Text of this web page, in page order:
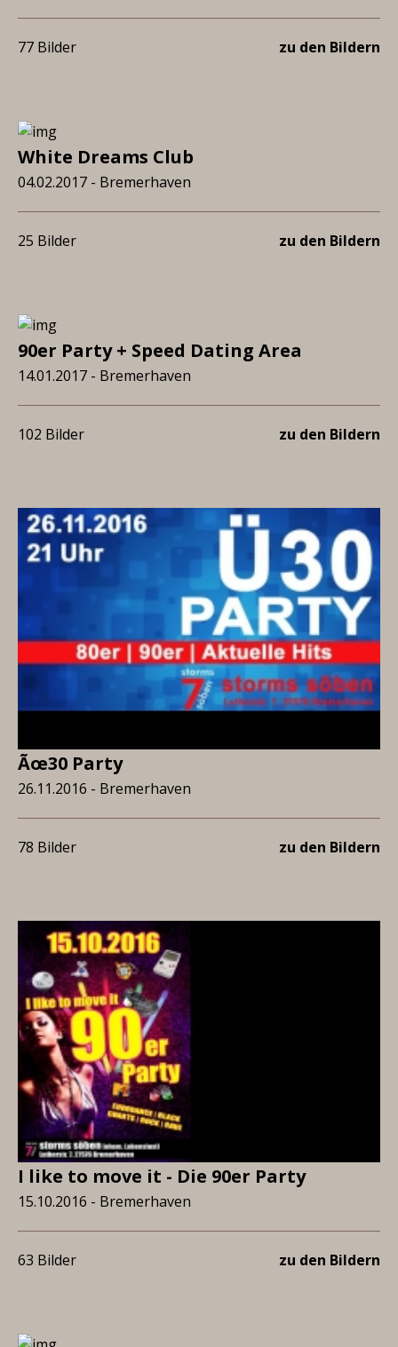
77 Bilder zu den Bildern
White Dreams Club
04.02.2017 - Bremerhaven
25 Bilder zu den Bildern
90er Party + Speed Dating Area
14.01.2017 - Bremerhaven
102 Bilder zu den Bildern
Ãœ30 Party
26.11.2016 - Bremerhaven
78 Bilder zu den Bildern
I like to move it - Die 90er Party
15.10.2016 - Bremerhaven
63 Bilder zu den Bildern